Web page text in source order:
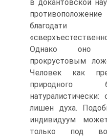
в докантовской
Однако оно
прокрустовым
Человек как
природного
лишен духа.
индивидуум
только под